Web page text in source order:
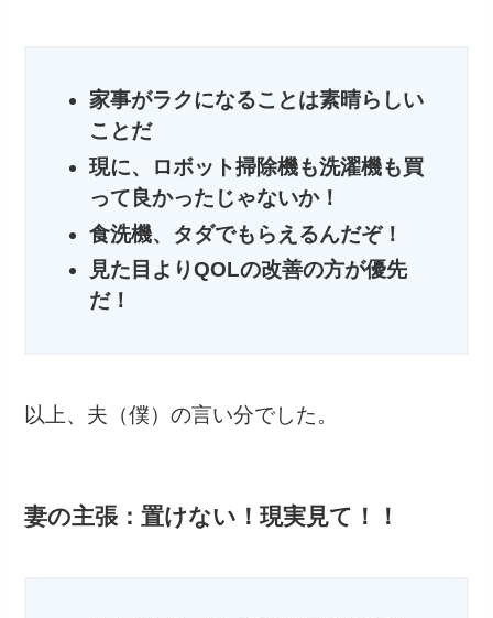
家事がラクになることは素晴らしい
ことだ
現に、ロボット掃除機も洗濯機も買
って良かったじゃないか！
食洗機、タダでもらえるんだぞ！
見た目よりQOLの改善の方が優先
だ！
以上、夫（僕）の言い分でした。
妻の主張：置けない！現実見て！！